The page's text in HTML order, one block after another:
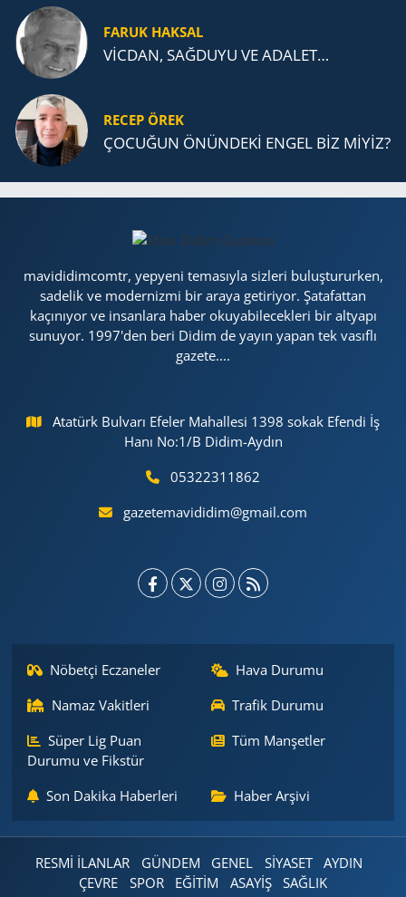
FARUK HAKSAL
VİCDAN, SAĞ­DU­YU VE ADA­LET…
RECEP ÖREK
ÇOCUĞUN ÖNÜNDEKİ ENGEL BİZ MİYİZ?
mavididimcomtr, yepyeni temasıyla sizleri buluştururken,
sadelik ve modernizmi bir araya getiriyor. Şatafattan
kaçınıyor ve insanlara haber okuyabilecekleri bir altyapı
sunuyor. 1997'den beri Didim de yayın yapan tek vasıflı
gazete....
Atatürk Bulvarı Efeler Mahallesi 1398 sokak Efendi İş
Hanı No:1/B Didim-Aydın
05322311862
gazetemavididim@gmail.com
Nöbetçi Eczaneler
Hava Durumu
Namaz Vakitleri
Trafik Durumu
Süper Lig Puan
Durumu ve Fikstür
Tüm Manşetler
Son Dakika Haberleri Haber Arşivi
RESMİ İLANLAR GÜNDEM GENEL SİYASET
AYDIN
ÇEVRE
SPOR EĞİTİM ASAYİŞ SAĞLIK